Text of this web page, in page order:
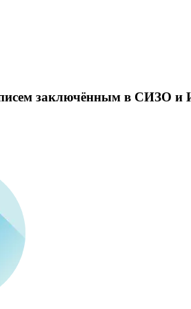
писем заключённым в СИЗО и